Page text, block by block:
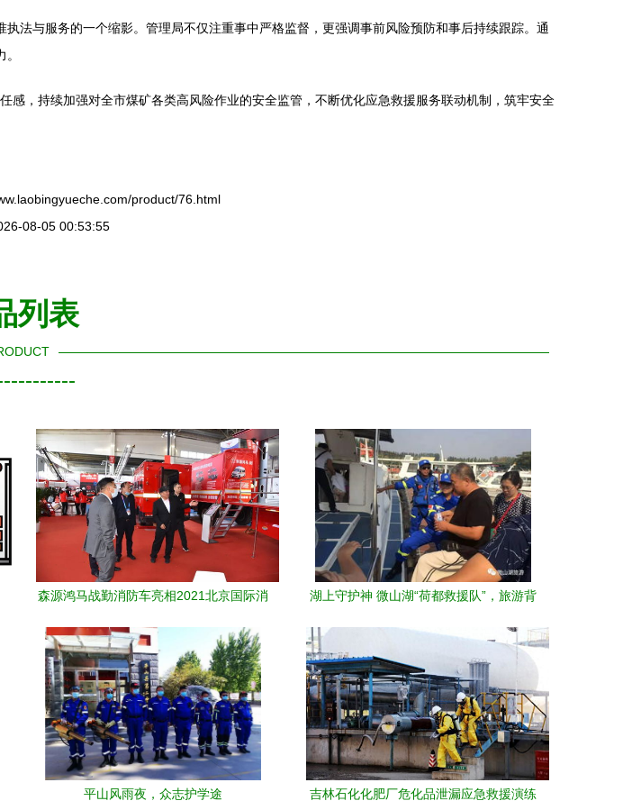
法与服务的一个缩影。管理局不仅注重事中严格监督，更强调事前风险预防和事后持续跟踪。通
感，持续加强对全市煤矿各类高风险作业的安全监管，不断优化应急救援服务联动机制，筑牢安全
product/76.html
08-05 00:53:55
列表
森源鸿马战勤消防车亮相2021北京国际消
升级
湖上守护神 微山湖“荷都救援队”，旅游背
平山风雨夜，众志护学途 吉林石化化肥厂危化品泄漏应急救援演练